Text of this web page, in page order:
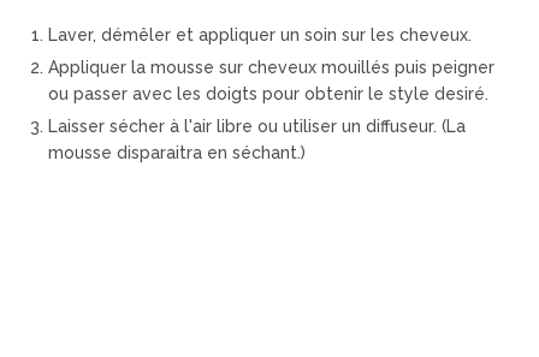
Laver, démêler et appliquer un soin sur les cheveux.
Appliquer la mousse sur cheveux mouillés puis peigner
ou passer avec les doigts pour obtenir le style desiré.
Laisser sécher à l'air libre ou utiliser un diffuseur. (La
mousse disparaitra en séchant.)